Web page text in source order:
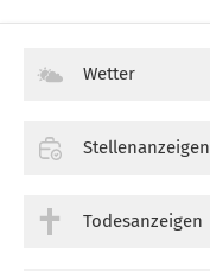
Wetter
Stellenanzeigen
Todesanzeigen